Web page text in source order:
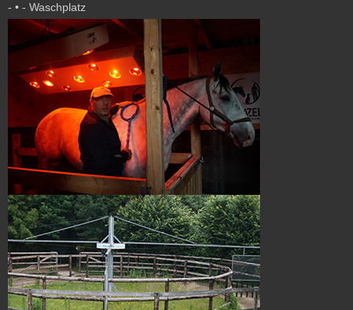
- • - Waschplatz